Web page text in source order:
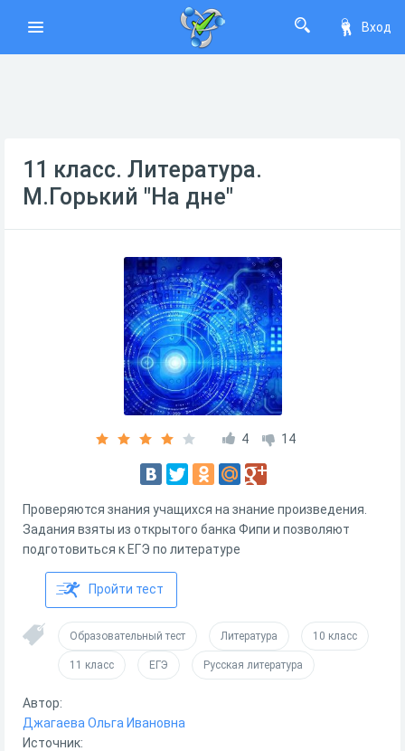
Вход
11 класс. Литература.
М.Горький "На дне"
4 14
Проверяются знания учащихся на знание произведения.
Задания взяты из открытого банка Фипи и позволяют
подготовиться к ЕГЭ по литературе
Пройти тест
Образовательный тест Литература 10 класс
11 класс ЕГЭ Русская литература
Автор:
Джагаева Ольга Ивановна
Источник: